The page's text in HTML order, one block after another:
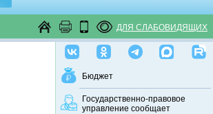
ДЛЯ СЛАБОВИДЯЩИХ
Бюджет
Государственно-правовое
управление сообщает